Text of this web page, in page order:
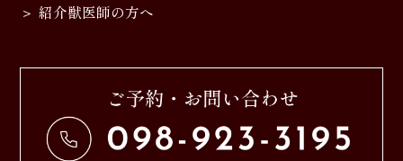
紹介獣医師の方へ